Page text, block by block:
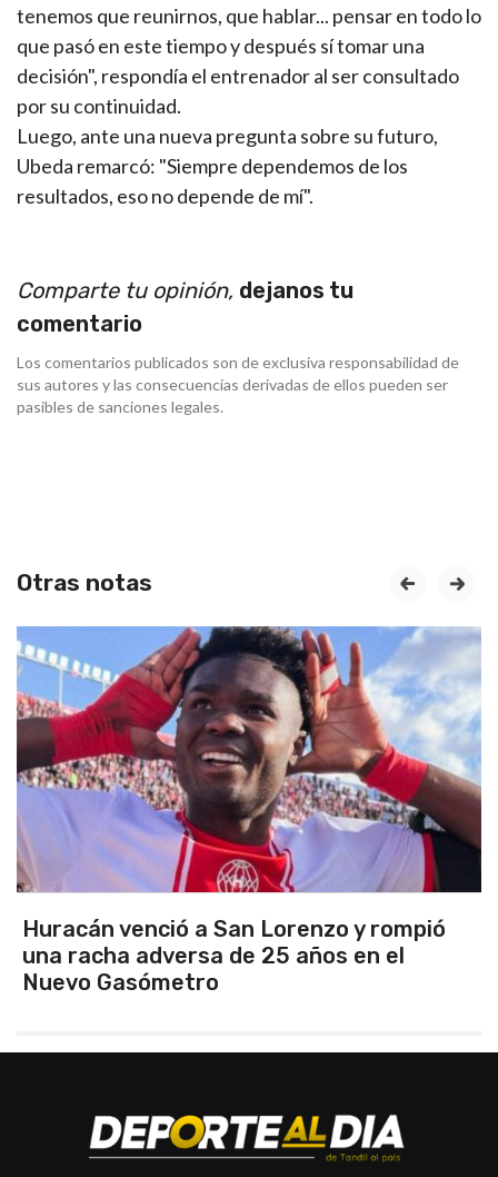
tenemos que reunirnos, que hablar... pensar en todo lo
que pasó en este tiempo y después sí tomar una
decisión", respondía el entrenador al ser consultado
por su continuidad.
Luego, ante una nueva pregunta sobre su futuro,
Ubeda remarcó: "Siempre dependemos de los
resultados, eso no depende de mí".
Comparte tu opinión, dejanos tu
comentario
Los comentarios publicados son de exclusiva responsabilidad de
sus autores y las consecuencias derivadas de ellos pueden ser
pasibles de sanciones legales.
Otras notas
y rompió
en el
Argentina se quedó con el
clasificó finalista del
prev next